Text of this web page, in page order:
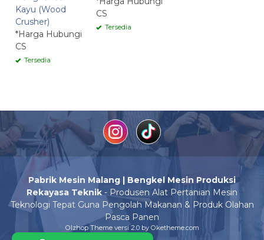
Kayu (Wood
Crusher)
*Harga Hubungi
CS
Tersedia
CS
Tersedia
Pabrik Mesin Malang | Bengkel Mesin Produksi
Rekayasa Teknik- Produsen Alat Pertanian Mesin
Teknologi Tepat Guna Pengolah Makanan & Produk Olahan
Pasca Panen
Olzhop Themeversi 2.0 by Oketheme.com